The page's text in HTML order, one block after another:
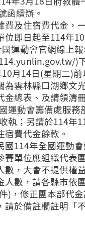
函續辦。
費及住宿費代金，
位即日起至114年
運動會官網線上
)
月14日(星期二)
為雲林縣口湖鄉文
金總表、及請領清
運動會籌備處服務
執；另請於114年
宿費代金餘款。
國114年全國運動
賽單位應組織代表
數，大會不提供權
人數，請各縣市依
)，修正團本部代
請於備註欄註明「